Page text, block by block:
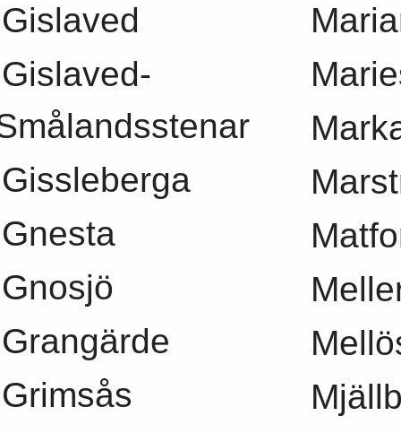
Gislaved
Gislaved-
Gissleberga
Gnesta
Gnosjö
Grangärde
Grimsås